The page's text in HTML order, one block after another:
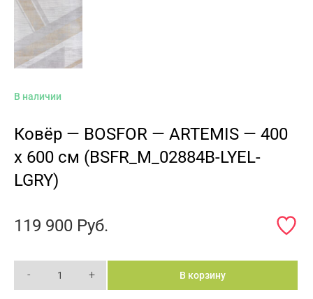
В наличии
Ковёр — BOSFOR — ARTEMIS — 400
x 600 см (BSFR_M_02884B-LYEL-
LGRY)
119 900 Руб.
- + В корзину